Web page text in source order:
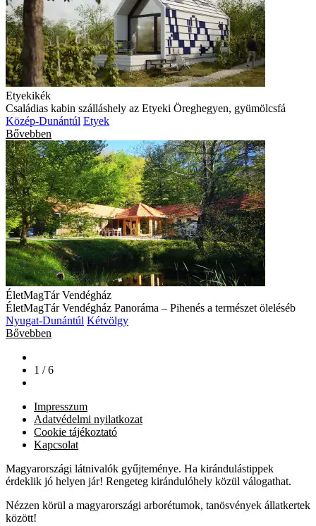
Etyekikék
Családias kabin szálláshely az Etyeki Öreghegyen, gyümölcsfá
Közép-Dunántúl Etyek
Bővebben
ÉletMagTár Vendégház
ÉletMagTár Vendégház Panoráma – Pihenés a természet öleléséb
Nyugat-Dunántúl Kétvölgy
Bővebben
1 / 6
Impresszum
Adatvédelmi nyilatkozat
Cookie tájékoztató
Kapcsolat
Magyarországi látnivalók gyűjteménye. Ha kirándulástippek
érdeklik jó helyen jár! Rengeteg kirándulóhely közül válogathat.
Nézzen körül a magyarországi arborétumok, tanösvények állatkertek
között!